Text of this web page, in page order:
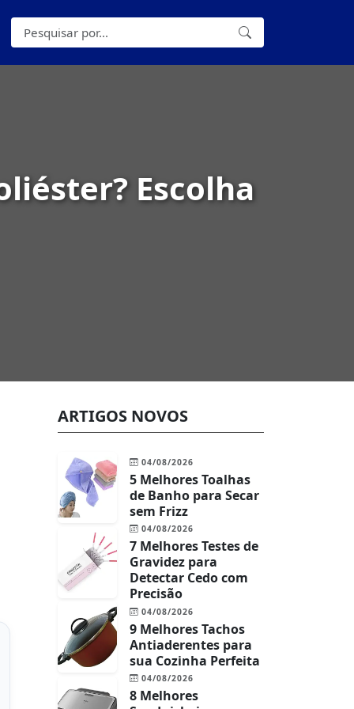
Escolha
ARTIGOS NOVOS
04/08/2026
5 Melhores Toalhas
de Banho para Secar
sem Frizz
04/08/2026
7 Melhores Testes de
Gravidez para
Detectar Cedo com
Precisão
04/08/2026
9 Melhores Tachos
Antiaderentes para
sua Cozinha Perfeita
04/08/2026
8 Melhores